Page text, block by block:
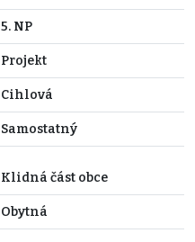
5. NP
Projekt
Cihlová
Samostatný
Klidná část obce
Obytná